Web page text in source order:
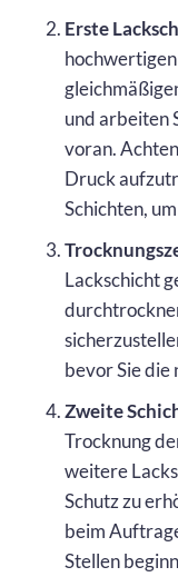
Erste
und arbeiten
voran.
Druck
Schichten,
Lackschicht
bevor Sie die
Zweite
Trocknung
weitere
Schutz zu
beim
Stellen